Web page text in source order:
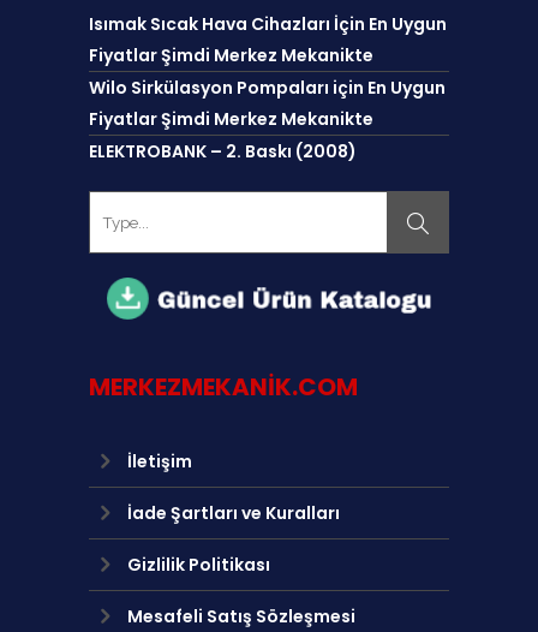
Isımak Sıcak Hava Cihazları İçin En Uygun
Fiyatlar Şimdi Merkez Mekanikte
Wilo Sirkülasyon Pompaları için En Uygun
Fiyatlar Şimdi Merkez Mekanikte
ELEKTROBANK – 2. Baskı (2008)
MERKEZMEKANIK.COM
İletişim
İade Şartları ve Kuralları
Gizlilik Politikası
Mesafeli Satış Sözleşmesi